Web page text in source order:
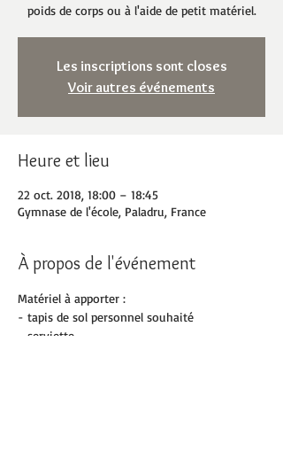
poids de corps ou à l'aide de petit matériel.
Les inscriptions sont closes
Voir autres événements
Heure et lieu
22 oct. 2018, 18:00 – 18:45
Gymnase de l'école, Paladru, France
À propos de l'événement
Matériel à apporter :
- tapis de sol personnel souhaité
- serviette